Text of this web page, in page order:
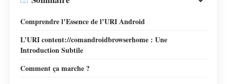
Comprendre l’Essence de l’URI Android
L’URI content://comandroidbrowserhome : Une
Introduction Subtile
Comment ça marche ?